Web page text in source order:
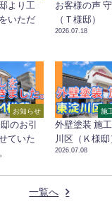
より工
いただ
お客様の声
（Ｔ様邸）
2026.07.18
お知らせ
のお引
ていた
施
外壁塗装 施
川区（Ｋ様邸
2026.07.08
一覧へ